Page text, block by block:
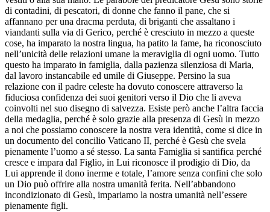
di contadini, di pescatori, di donne che fanno il pane, che si
affannano per una dracma perduta, di briganti che assaltano i
viandanti sulla via di Gerico, perché è cresciuto in mezzo a queste
cose, ha imparato la nostra lingua, ha patito la fame, ha riconosciuto
nell’unicità delle relazioni umane la meraviglia di ogni uomo. Tutto
questo ha imparato in famiglia, dalla pazienza silenziosa di Maria,
dal lavoro instancabile ed umile di Giuseppe. Persino la sua
relazione con il padre celeste ha dovuto conoscere attraverso la
fiduciosa confidenza dei suoi genitori verso il Dio che li aveva
coinvolti nel suo disegno di salvezza. Esiste però anche l’altra faccia
della medaglia, perché è solo grazie alla presenza di Gesù in mezzo
a noi che possiamo conoscere la nostra vera identità, come si dice in
un documento del concilio Vaticano II, perché è Gesù che svela
pienamente l’uomo a sé stesso. La santa Famiglia si santifica perché
cresce e impara dal Figlio, in Lui riconosce il prodigio di Dio, da
Lui apprende il dono inerme e totale, l’amore senza confini che solo
un Dio può offrire alla nostra umanità ferita. Nell’abbandono
incondizionato di Gesù, impariamo la nostra umanità nell’essere
pienamente figli.